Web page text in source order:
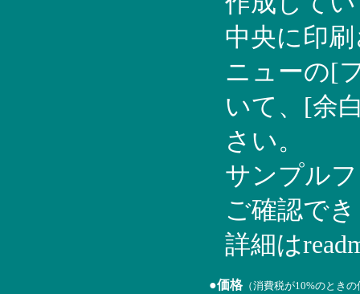
中央に印
ニューの[
いて、[余
さい。
サンプル
ご確認で
詳細は
●価格（消費税が10%のとき